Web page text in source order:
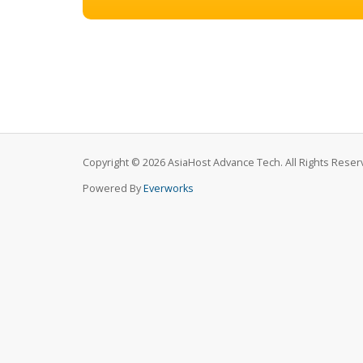
Copyright © 2026 AsiaHost Advance Tech. All Rights
Powered ByEverworks